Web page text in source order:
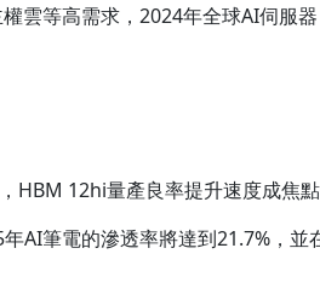
雲等高需求，2024年全球AI伺服器
HBM 12hi量產良率提升速度成焦點
AI筆電的滲透率將達到21.7%，並